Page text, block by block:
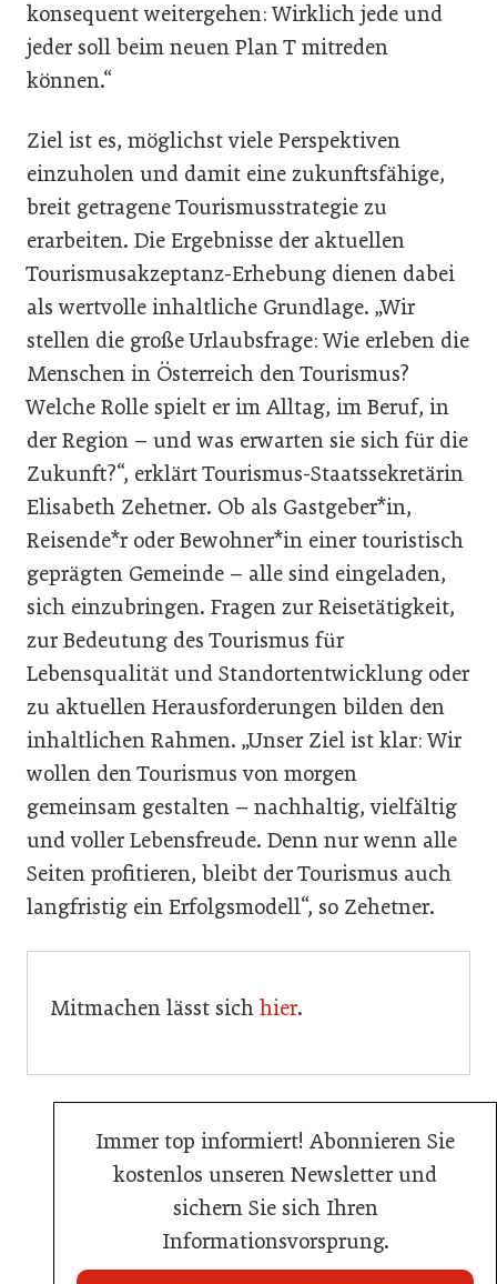
konsequent weitergehen: Wirklich jede und
jeder soll beim neuen Plan T mitreden
können.“
Ziel ist es, möglichst viele Perspektiven
einzuholen und damit eine zukunftsfähige,
breit getragene Tourismusstrategie zu
erarbeiten. Die Ergebnisse der aktuellen
Tourismusakzeptanz-Erhebung dienen dabei
als wertvolle inhaltliche Grundlage. „Wir
stellen die große Urlaubsfrage: Wie erleben die
Menschen in Österreich den Tourismus?
Welche Rolle spielt er im Alltag, im Beruf, in
der Region – und was erwarten sie sich für die
Zukunft?“, erklärt Tourismus-Staatssekretärin
Elisabeth Zehetner. Ob als Gastgeber*in,
Reisende*r oder Bewohner*in einer touristisch
geprägten Gemeinde – alle sind eingeladen,
sich einzubringen. Fragen zur Reisetätigkeit,
zur Bedeutung des Tourismus für
Lebensqualität und Standortentwicklung oder
zu aktuellen Herausforderungen bilden den
inhaltlichen Rahmen. „Unser Ziel ist klar: Wir
wollen den Tourismus von morgen
gemeinsam gestalten – nachhaltig, vielfältig
und voller Lebensfreude. Denn nur wenn alle
Seiten profitieren, bleibt der Tourismus auch
langfristig ein Erfolgsmodell“, so Zehetner.
Mitmachen lässt sich hier.
Immer top informiert! Abonnieren Sie
kostenlos unseren Newsletter und
sichern Sie sich Ihren
Informationsvorsprung.